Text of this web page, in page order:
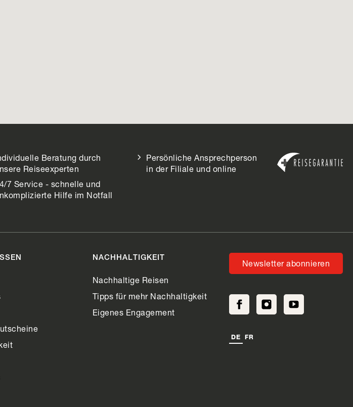
Beratung durch
Reiseexperten
Persönliche Ansprechperson
in der Filiale und online
7 Service - schnelle und
Hilfe im Notfall
NACHHALTIGKEIT
Nachhaltige Reisen
Tipps für mehr Nachhaltigkeit
Eigenes Engagement
Newsletter abonnieren
DE FR